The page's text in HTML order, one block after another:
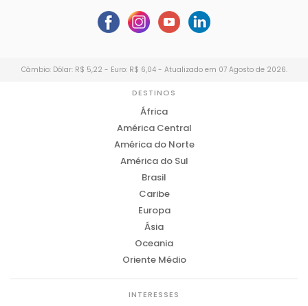
Câmbio: Dólar: R$ 5,22 - Euro: R$ 6,04 - Atualizado em 07 Agosto de 2026.
DESTINOS
África
América Central
América do Norte
América do Sul
Brasil
Caribe
Europa
Ásia
Oceania
Oriente Médio
INTERESSES